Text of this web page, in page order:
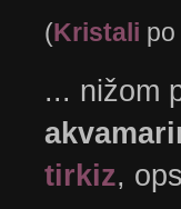
(Kristali
... nižom
tirkiz,